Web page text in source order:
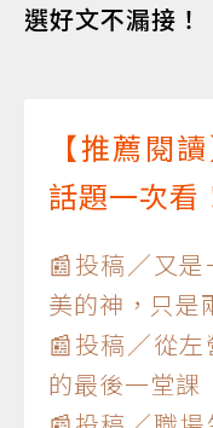
選好文不漏接！
【推薦閱
話題一次看
📰投稿／又
美的神，只是
📰投稿／從
的最後一堂課